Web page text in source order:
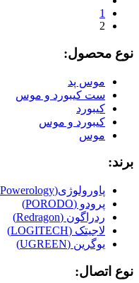
1
2
نوع محصول:
موس پد
ست کیبورد و موس
کیبورد
کیبورد و موس
موس
برند:
پاورولوژی(Powerology)
پرودو (PORODO)
ردراگون (Redragon)
لاجیتک (LOGITECH)
یوگرین (UGREEN)
نوع اتصال: